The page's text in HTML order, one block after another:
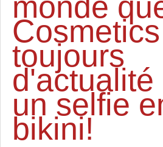
toujours
d'actualité
un selfie
bikini!